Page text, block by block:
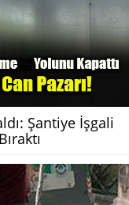
Şantiye İşgali